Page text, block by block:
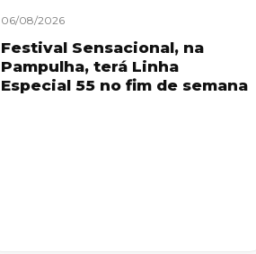
06/08/2026
Festival Sensacional, na
Pampulha, terá Linha
Especial 55 no fim de semana